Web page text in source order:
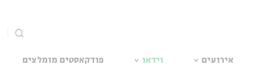
אירועים וידאו פודקאסטים מומלצים